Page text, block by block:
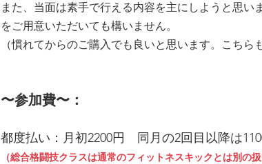
また、当面は素手で行える内容を主にしようと思
をご用意いただいても構いません。
（慣れてからのご購入でも良いと思います。こちら
〜参加費〜：
都度払い：月初2200円　同月の2回目以降は
（総合格闘技クラスは通常のフィットネスキックとは別の扱